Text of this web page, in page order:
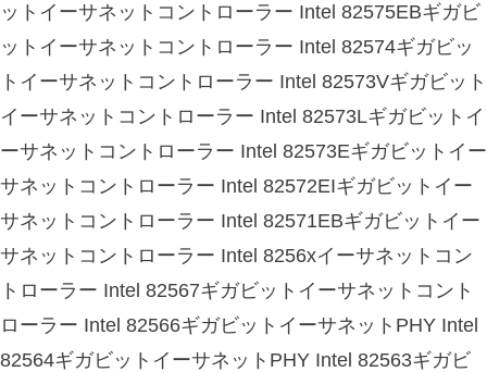
ットイーサネットコントローラー Intel 82575EBギガビ
ットイーサネットコントローラー Intel 82574ギガビッ
トイーサネットコントローラー Intel 82573Vギガビット
イーサネットコントローラー Intel 82573Lギガビットイ
ーサネットコントローラー Intel 82573Eギガビットイー
サネットコントローラー Intel 82572EIギガビットイー
サネットコントローラー Intel 82571EBギガビットイー
サネットコントローラー Intel 8256xイーサネットコン
トローラー Intel 82567ギガビットイーサネットコント
ローラー Intel 82566ギガビットイーサネットPHY Intel
82564ギガビットイーサネットPHY Intel 82563ギガビ